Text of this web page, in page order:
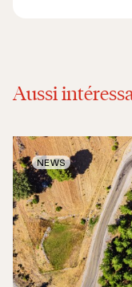
Aussi
NEWS